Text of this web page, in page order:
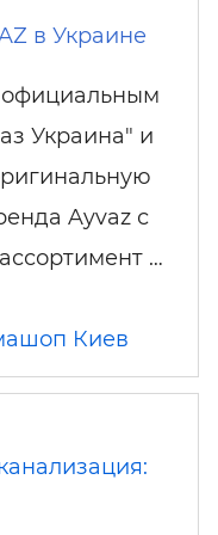
в Украине
Украина" и
Ayvaz с
…
Киев